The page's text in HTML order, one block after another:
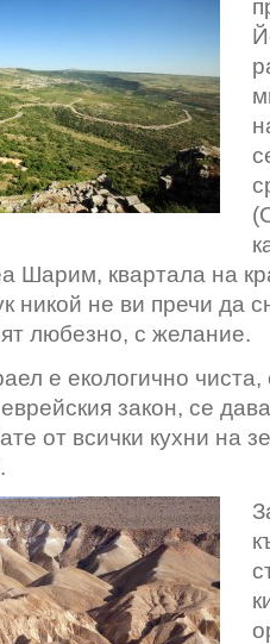
Шарим, квартала на
никой не ви пречи да
любезно, с желание.
е екологично чиста,
закон, се
от всички кухни на